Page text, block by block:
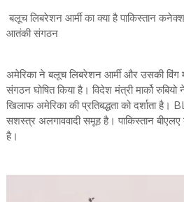
बलूच लिबरेशन आर्मी का क्या है पाकिस्तान
आतंकी संगठन
अमेरिका ने बलूच लिबरेशन आर्मी और उसकी विंग
संगठन घोषित किया है। विदेश मंत्री मार्को
खिलाफ अमेरिका की प्रतिबद्धता को दर्शाता
सशस्त्र अलगाववादी समूह है। पाकिस्तान
है।